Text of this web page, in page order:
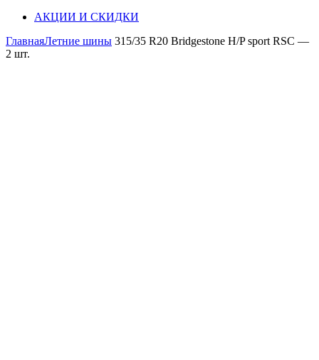
АКЦИИ И СКИДКИ
ГлавнаяЛетние шины 315/35 R20 Bridgestone H/P sport RSC —
2 шт.